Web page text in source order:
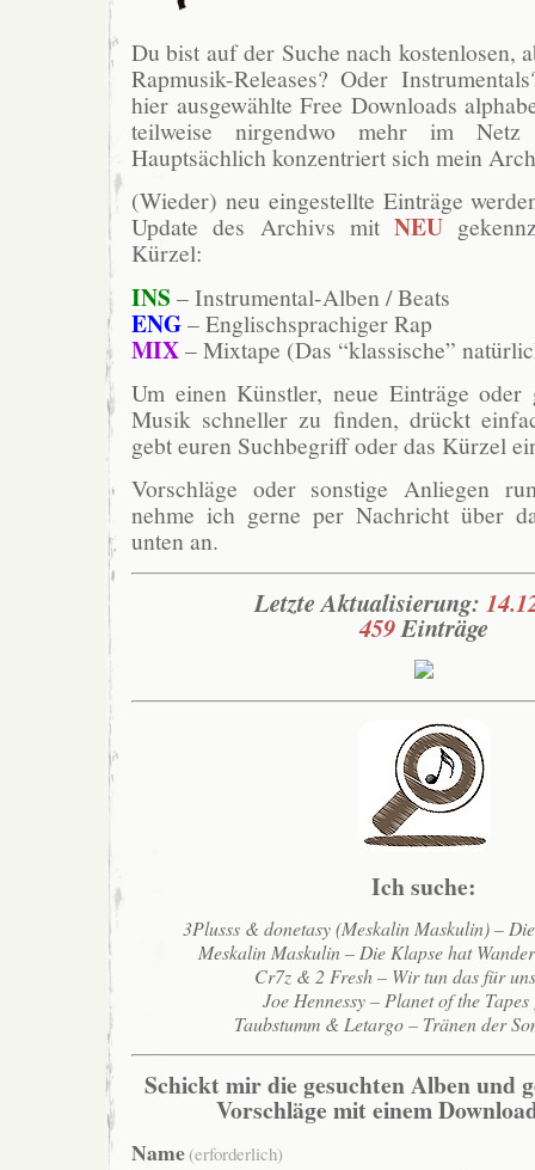
Du bist auf der Suche nach kostenlosen,
Rapmusik-Releases? Oder
hier ausgewählte Free Downloads
teilweise nirgendwo mehr im
Hauptsächlich konzentriert sich mein
(Wieder) neu eingestellte Einträge
Update des Archivs mitNEU
Kürzel:
INS – Instrumental-Alben / Beats
ENG– Englischsprachiger Rap
MIX– Mixtape (Das “klassische”
Um einen Künstler, neue Einträge
Musik schneller zu finden, drückt
gebt euren Suchbegriff oder das Kürzel
Vorschläge oder sonstige Anliegen
nehme ich gerne per Nachricht über
unten an.
Letzte Aktualisierung:
459Einträge
Ich suche:
3Plusss & donetasy (Meskalin Maskulin) –
Meskalin Maskulin – Die Klapse hat
Cr7z & 2 Fresh – Wir tun das für
Joe Hennessy – Planet of the
Taubstumm & Letargo – Tränen der
Schickt mir die gesuchten Alben und
Vorschläge mit einem
Name (erforderlich)